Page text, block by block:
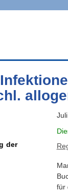
der
für